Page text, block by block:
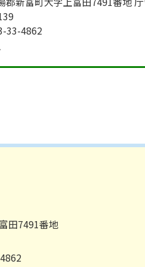
33-4862
田7491番地